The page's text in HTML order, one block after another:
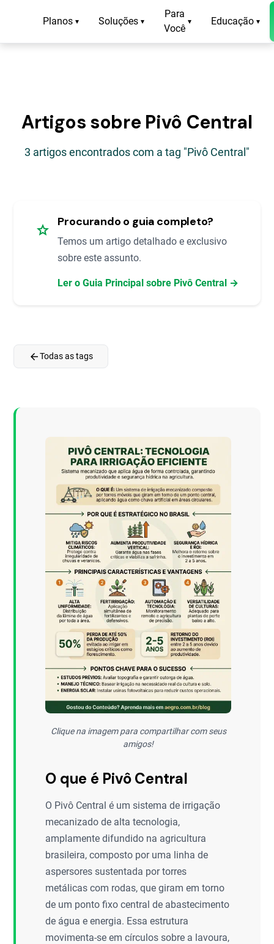
Planos ▾ Soluções ▾
Para
Você
▾ Educação ▾
Artigos sobre Pivô Central
3 artigos encontrados com a tag "Pivô Central"
star Procurando o guia completo?
Temos um artigo detalhado e exclusivo
sobre este assunto.
Ler o Guia Principal sobre Pivô Central →
arrow_backTodas as tags
Clique na imagem para compartilhar com seus
amigos!
O que é Pivô Central
O Pivô Central é um sistema de irrigação
mecanizado de alta tecnologia,
amplamente difundido na agricultura
brasileira, composto por uma linha de
aspersores sustentada por torres
metálicas com rodas, que giram em torno
de um ponto fixo central de abastecimento
de água e energia. Essa estrutura
movimenta-se em círculos sobre a lavoura,